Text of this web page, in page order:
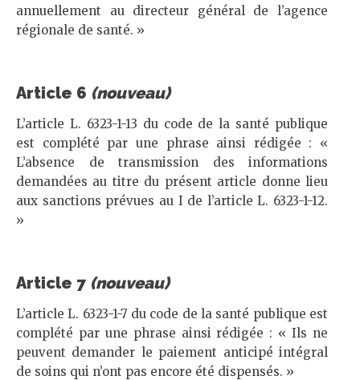
annuellement au directeur général de l’agence
régionale de santé. »
Article 6 (nouveau)
L’article L. 6323-1-13 du code de la santé publique
est complété par une phrase ainsi rédigée : «
L’absence de transmission des informations
demandées au titre du présent article donne lieu
aux sanctions prévues au I de l’article L. 6323-1-12.
»
Article 7 (nouveau)
L’article L. 6323-1-7 du code de la santé publique est
complété par une phrase ainsi rédigée : « Ils ne
peuvent demander le paiement anticipé intégral
de soins qui n’ont pas encore été dispensés. »